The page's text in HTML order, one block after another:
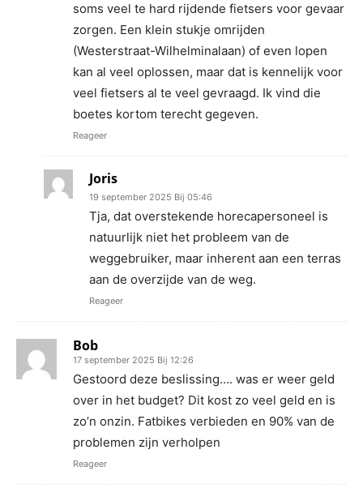
soms veel te hard rijdende fietsers voor gevaar
zorgen. Een klein stukje omrijden
(Westerstraat-Wilhelminalaan) of even lopen
kan al veel oplossen, maar dat is kennelijk voor
veel fietsers al te veel gevraagd. Ik vind die
boetes kortom terecht gegeven.
Reageer
Joris
19 september 2025 Bij 05:46
Tja, dat overstekende horecapersoneel is
natuurlijk niet het probleem van de
weggebruiker, maar inherent aan een terras
aan de overzijde van de weg.
Reageer
Bob
17 september 2025 Bij 12:26
Gestoord deze beslissing…. was er weer geld
over in het budget? Dit kost zo veel geld en is
zo’n onzin. Fatbikes verbieden en 90% van de
problemen zijn verholpen
Reageer